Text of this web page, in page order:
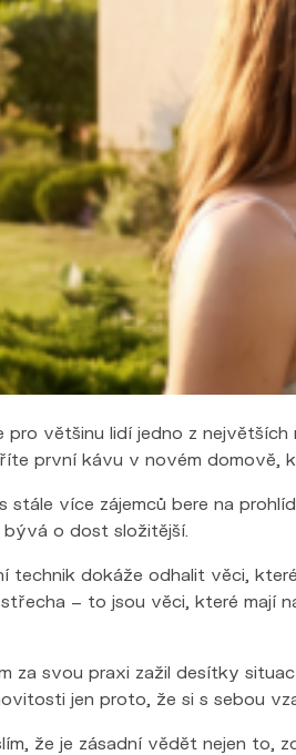
Výkup nemovitosti
Pro developery
Reference
Blog
Kontakt
pro většinu lidí jedno z
první kávu v novém domově,
stále více zájemců bere na
o dost složitější.
technik dokáže odhalit věci,
– to jsou věci, které mají
za svou praxi zažil desítky
jen proto, že si s sebou
že je zásadní vědět nejen to,